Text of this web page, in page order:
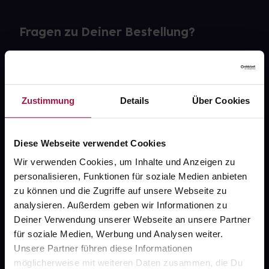
Zustimmung Details Über Cookies
Diese Webseite verwendet Cookies
Wir verwenden Cookies, um Inhalte und Anzeigen zu
personalisieren, Funktionen für soziale Medien anbieten
zu können und die Zugriffe auf unsere Webseite zu
analysieren. Außerdem geben wir Informationen zu
Deiner Verwendung unserer Webseite an unsere Partner
für soziale Medien, Werbung und Analysen weiter.
Unsere Partner führen diese Informationen
möglicherweise mit weiteren Daten zusammen, die Du
Fragen zu Deiner Bestellung?
gesund.de
Über uns
Karriere
Newsletter